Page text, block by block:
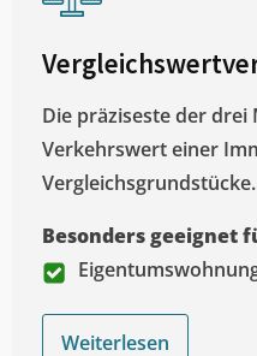
Die präziseste der
Verkehrswert einer
Vergleichsgrundstücke.
Besonders geeignet
Weiterlesen